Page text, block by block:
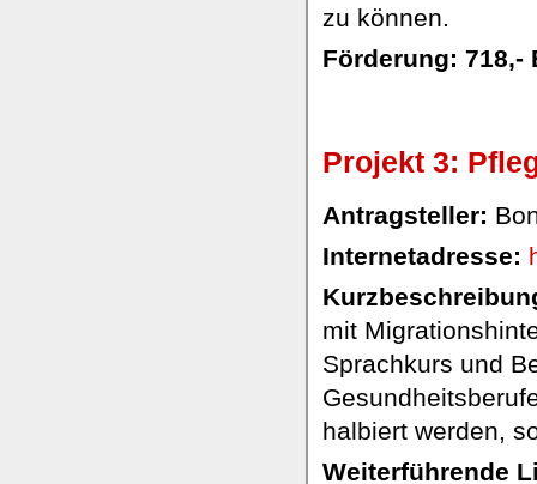
zu können.
Förderung: 718,-
Projekt 3:
Antragsteller:
Internetadresse:
mit
Sprachkurs und
halbiert werden,
Weiterführende